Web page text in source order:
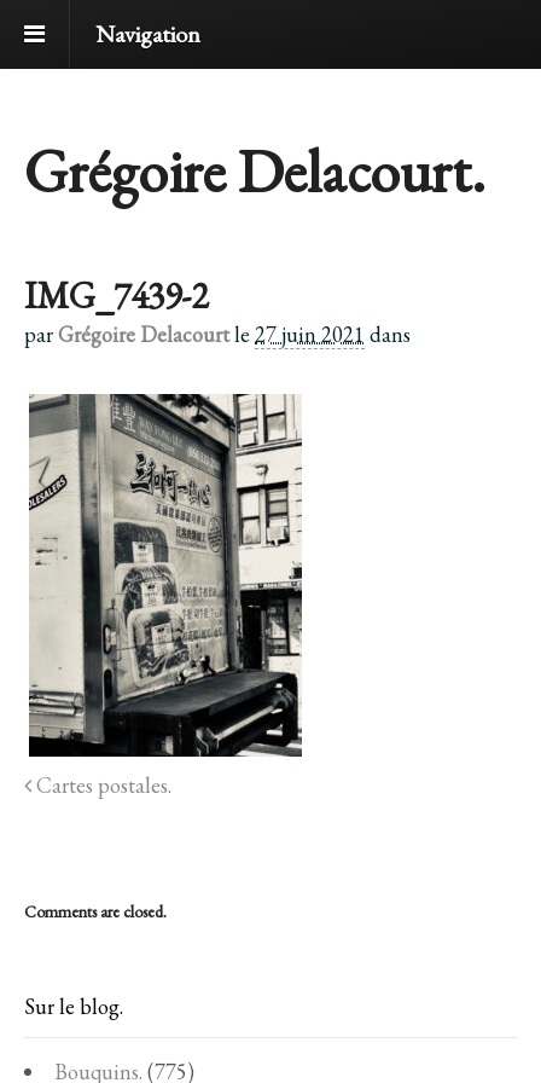
Navigation
Grégoire Delacourt.
IMG_7439-2
parGrégoire Delacourtle 27 juin 2021 dans
Cartes postales.
Comments are closed.
Sur le blog.
Bouquins. (775)